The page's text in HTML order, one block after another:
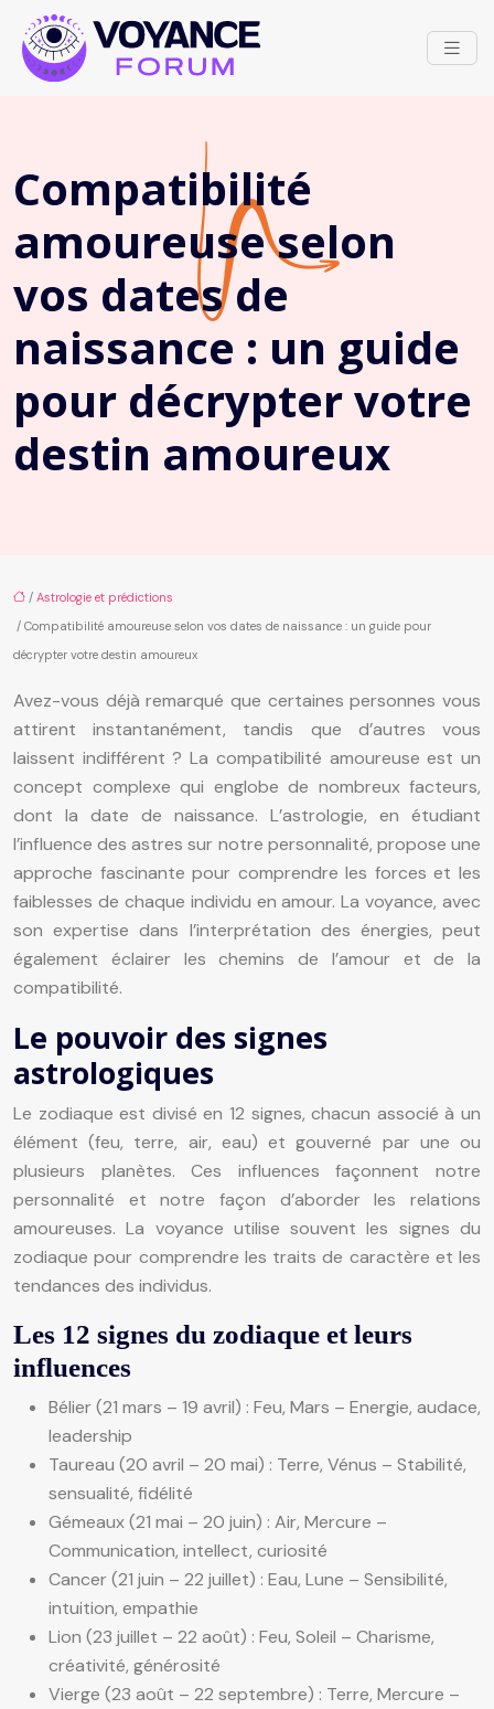
Compatibilité
amoureuse selon
vos dates de
naissance : un guide
pour décrypter votre
destin amoureux
/ Astrologie et prédictions
/ Compatibilité amoureuse selon vos dates de naissance : un guide pour
décrypter votre destin amoureux
Avez-vous déjà remarqué que certaines personnes vous
attirent instantanément, tandis que d’autres vous
laissent indifférent ? La compatibilité amoureuse est un
concept complexe qui englobe de nombreux facteurs,
dont la date de naissance. L’astrologie, en étudiant
l’influence des astres sur notre personnalité, propose une
approche fascinante pour comprendre les forces et les
faiblesses de chaque individu en amour. La voyance, avec
son expertise dans l’interprétation des énergies, peut
également éclairer les chemins de l’amour et de la
compatibilité.
Le pouvoir des signes
astrologiques
Le zodiaque est divisé en 12 signes, chacun associé à un
élément (feu, terre, air, eau) et gouverné par une ou
plusieurs planètes. Ces influences façonnent notre
personnalité et notre façon d’aborder les relations
amoureuses. La voyance utilise souvent les signes du
zodiaque pour comprendre les traits de caractère et les
tendances des individus.
Les 12 signes du zodiaque et leurs
influences
Bélier (21 mars – 19 avril) : Feu, Mars – Energie, audace,
leadership
Taureau (20 avril – 20 mai) : Terre, Vénus – Stabilité,
sensualité, fidélité
Gémeaux (21 mai – 20 juin) : Air, Mercure –
Communication, intellect, curiosité
Cancer (21 juin – 22 juillet) : Eau, Lune – Sensibilité,
intuition, empathie
Lion (23 juillet – 22 août) : Feu, Soleil – Charisme,
créativité, générosité
Vierge (23 août – 22 septembre) : Terre, Mercure –